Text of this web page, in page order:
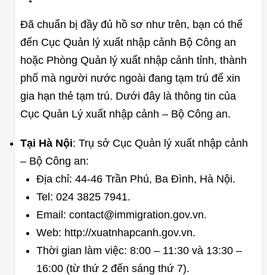
Đã chuẩn bị đầy đủ hồ sơ như trên, bạn có thể
đến Cục Quản lý xuất nhập cảnh Bộ Công an
hoặc Phòng Quản lý xuất nhập cảnh tỉnh, thành
phố mà người nước ngoài đang tạm trú để xin
gia hạn thẻ tạm trú. Dưới đây là thông tin của
Cục Quản Lý xuất nhập cảnh – Bộ Công an.
Tại Hà Nội: Trụ sở Cục Quản lý xuất nhập cảnh
– Bộ Công an:
Địa chỉ: 44-46 Trần Phú, Ba Đình, Hà Nội.
Tel: 024 3825 7941.
Email: contact@immigration.gov.vn.
Web: http://xuatnhapcanh.gov.vn.
Thời gian làm việc: 8:00 – 11:30 và 13:30 –
16:00 (từ thứ 2 đến sáng thứ 7).